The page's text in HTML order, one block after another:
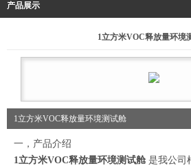
产品展示
1立方米VOC释放量环境
1立方米VOC释放量环境测试舱
一，产品介绍
1立方米VOC释放量环境测试舱 是我公司